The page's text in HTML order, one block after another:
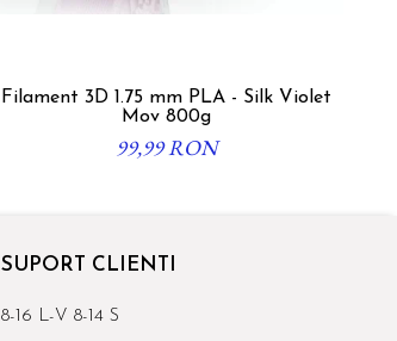
Filament 3D 1.75 mm PLA - Silk Violet
Mov 800g
99,99 RON
SUPORT CLIENTI
8-16 L-V 8-14 S